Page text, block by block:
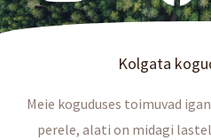
Kolgata
Meie koguduses toimuvad
perele, alati on midagi